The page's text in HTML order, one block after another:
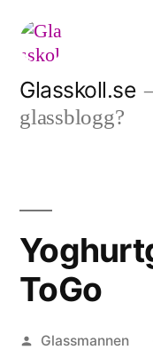
Hoppa
innehåll
Glasskoll.se
glassblogg?
ToGo
Publicerat
Glassmannen